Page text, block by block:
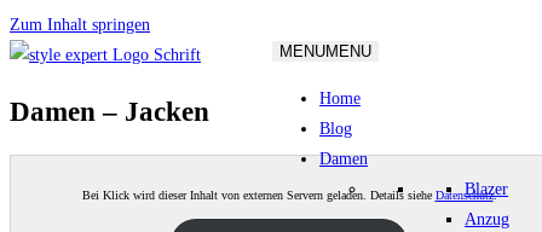
Zum Inhalt springen
MENUMENU
Home
Blog
Damen
Blazer
Anzug
Damen – Jacken
Bei Klick wird dieser Inhalt von externen Servern geladen. Details siehe Datenschutz.